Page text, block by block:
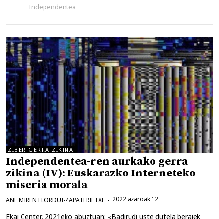
Independentea
ZIBER GERRA ZIKINA
Independentea-ren aurkako gerra
zikina (IV): Euskarazko Interneteko
miseria morala
2022 azaroak 12
ANE MIREN ELORDUI-ZAPATERIETXE
Ekai Center, 2021eko abuztuan: «Badirudi uste dutela beraiek